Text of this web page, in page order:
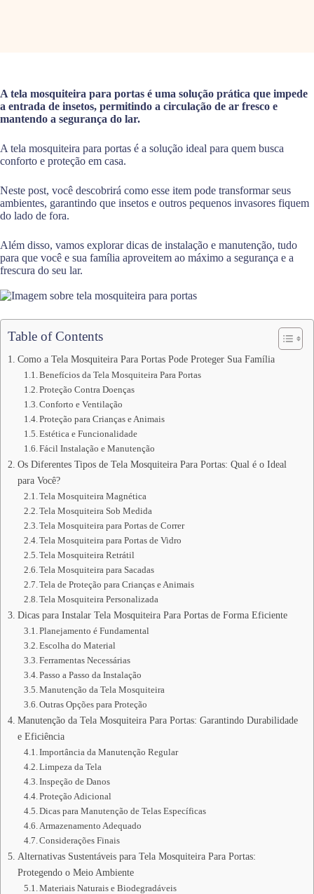
A tela mosquiteira para portas é uma solução prática que impede
a entrada de insetos, permitindo a circulação de ar fresco e
mantendo a segurança do lar.
A tela mosquiteira para portas é a solução ideal para quem busca
conforto e proteção em casa.
Neste post, você descobrirá como esse item pode transformar seus
ambientes, garantindo que insetos e outros pequenos invasores fiquem
do lado de fora.
Além disso, vamos explorar dicas de instalação e manutenção, tudo
para que você e sua família aproveitem ao máximo a segurança e a
frescura do seu lar.
Table of Contents
Como a Tela Mosquiteira Para Portas Pode Proteger Sua Família
Benefícios da Tela Mosquiteira Para Portas
Proteção Contra Doenças
Conforto e Ventilação
Proteção para Crianças e Animais
Estética e Funcionalidade
Fácil Instalação e Manutenção
Os Diferentes Tipos de Tela Mosquiteira Para Portas: Qual é o Ideal
para Você?
Tela Mosquiteira Magnética
Tela Mosquiteira Sob Medida
Tela Mosquiteira para Portas de Correr
Tela Mosquiteira para Portas de Vidro
Tela Mosquiteira Retrátil
Tela Mosquiteira para Sacadas
Tela de Proteção para Crianças e Animais
Tela Mosquiteira Personalizada
Dicas para Instalar Tela Mosquiteira Para Portas de Forma Eficiente
Planejamento é Fundamental
Escolha do Material
Ferramentas Necessárias
Passo a Passo da Instalação
Manutenção da Tela Mosquiteira
Outras Opções para Proteção
Manutenção da Tela Mosquiteira Para Portas: Garantindo Durabilidade
e Eficiência
Importância da Manutenção Regular
Limpeza da Tela
Inspeção de Danos
Proteção Adicional
Dicas para Manutenção de Telas Específicas
Armazenamento Adequado
Considerações Finais
Alternativas Sustentáveis para Tela Mosquiteira Para Portas:
Protegendo o Meio Ambiente
Materiais Naturais e Biodegradáveis